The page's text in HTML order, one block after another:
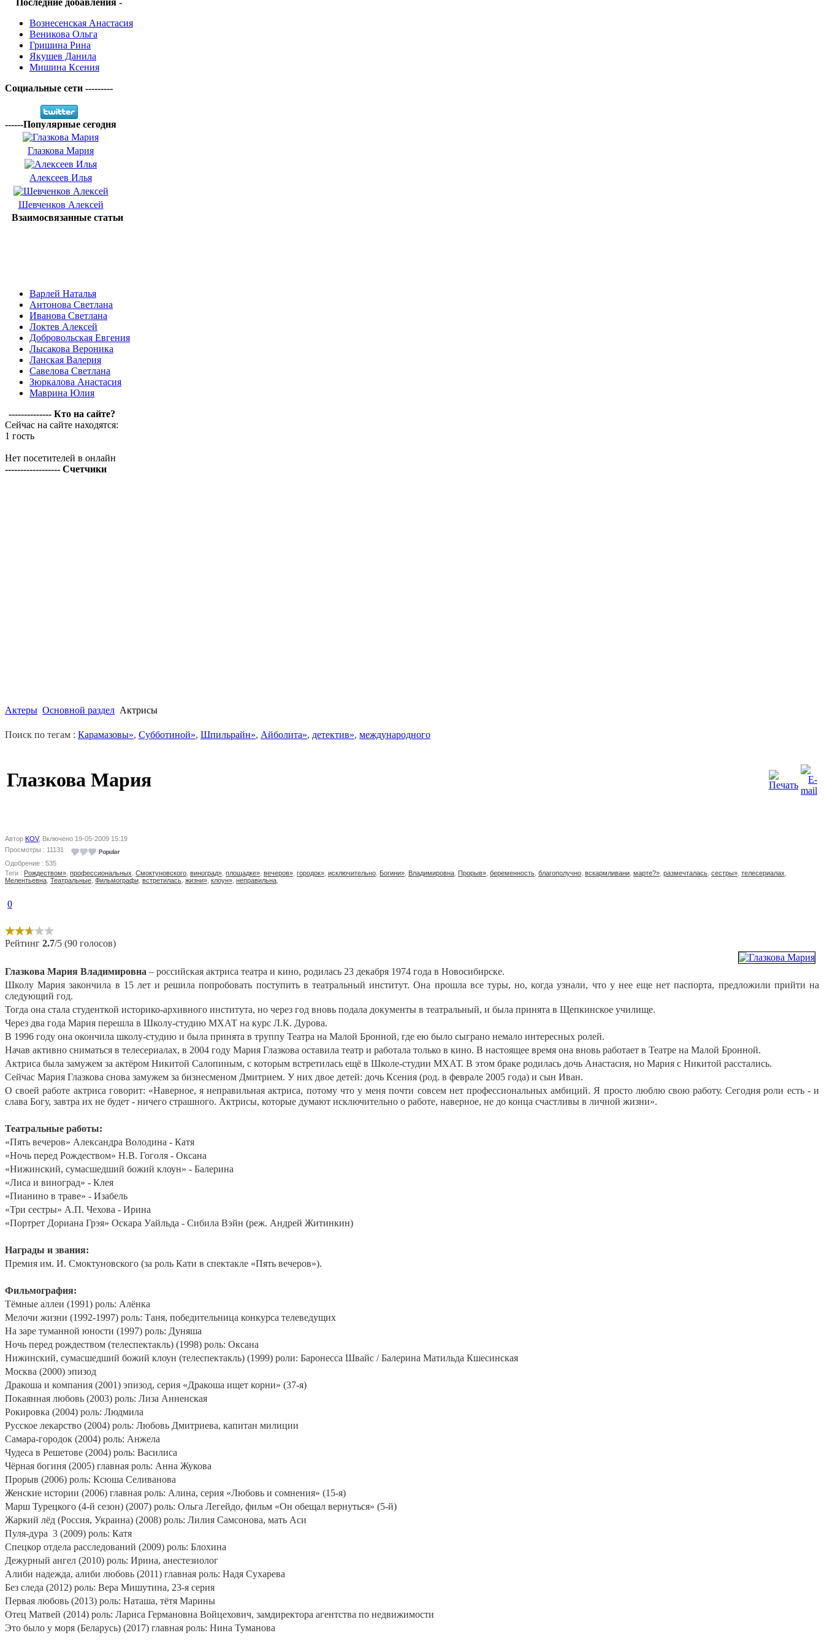
Последние добавления -
Вознесенская Анастасия
Веникова Ольга
Гришина Рина
Якушев Данила
Мишина Ксения
Социальные сети ---------
------Популярные сегодня
Глазкова Мария
Алексеев Илья
Шевченков Алексей
Взаимосвязанные статьи
Варлей Наталья
Антонова Светлана
Иванова Светлана
Локтев Алексей
Добровольская Евгения
Лысакова Вероника
Ланская Валерия
Савелова Светлана
Зюркалова Анастасия
Маврина Юлия
-------------- Кто на сайте?
Сейчас на сайте находятся:
1 гость
Нет посетителей в онлайн
------------------ Счетчики
Актеры Основной раздел Актрисы
Поиск по тегам : Карамазовы», Субботиной», Шпильрайн», Айболита», детектив», международного
Глазкова Мария
Автор KOV, Включено 19-05-2009 15:19
Просмотры : 11131
Одобрение : 535
Теги : Рождеством» профессиональных Смоктуновского виноград» площадке» вечеров» городок» исключительно Богини» Владимировна Прорыв» беременность благополучно вскармливани марте?» размечталась сестры» телесериалах
Мелентьевна Театральные Фильмографи встретилась жизни» клоун» неправильна
0
Рейтинг 2.7/5 (90 голосов)
Глазкова Мария Владимировна – российская актриса театра и кино, родилась 23 декабря 1974 года в Новосибирске.
Школу Мария закончила в 15 лет и решила попробовать поступить в театральный институт. Она прошла все туры, но, когда узнали, что у нее еще нет паспорта, предложили прийти на
следующий год.
Тогда она стала студенткой историко-архивного института, но через год вновь подала документы в театральный, и была принята в Щепкинское училище.
Через два года Мария перешла в Школу-студию МХАТ на курс Л.К. Дурова.
В 1996 году она окончила школу-студию и была принята в труппу Театра на Малой Бронной, где ею было сыграно немало интересных ролей.
Начав активно сниматься в телесериалах, в 2004 году Мария Глазкова оставила театр и работала только в кино. В настоящее время она вновь работает в Театре на Малой Бронной.
Актриса была замужем за актёром Никитой Салопиным, с которым встретилась ещё в Школе-студии МХАТ. В этом браке родилась дочь Анастасия, но Мария с Никитой расстались.
Сейчас Мария Глазкова снова замужем за бизнесменом Дмитрием. У них двое детей: дочь Ксения (род. в феврале 2005 года) и сын Иван.
О своей работе актриса говорит: «Наверное, я неправильная актриса, потому что у меня почти совсем нет профессиональных амбиций. Я просто люблю свою работу. Сегодня роли есть - и
слава Богу, завтра их не будет - ничего страшного. Актрисы, которые думают исключительно о работе, наверное, не до конца счастливы в личной жизни».
Театральные работы:
«Пять вечеров» Александра Володина - Катя
«Ночь перед Рождеством» Н.В. Гоголя - Оксана
«Нижинский, сумасшедший божий клоун» - Балерина
«Лиса и виноград» - Клея
«Пианино в траве» - Изабель
«Три сестры» А.П. Чехова - Ирина
«Портрет Дориана Грэя» Оскара Уайльда - Сибила Вэйн (реж. Андрей Житинкин)
Награды и звания:
Премия им. И. Смоктуновского (за роль Кати в спектакле «Пять вечеров»).
Фильмография:
Тёмные аллеи (1991) роль: Алёнка
Мелочи жизни (1992-1997) роль: Таня, победительница конкурса телеведущих
На заре туманной юности (1997) роль: Дуняша
Ночь перед рождеством (телеспектакль) (1998) роль: Оксана
Нижинский, сумасшедший божий клоун (телеспектакль) (1999) роли: Баронесса Швайс / Балерина Матильда Кшесинская
Москва (2000) эпизод
Дракоша и компания (2001) эпизод, серия «Дракоша ищет корни» (37-я)
Покаянная любовь (2003) роль: Лиза Анненская
Рокировка (2004) роль: Людмила
Русское лекарство (2004) роль: Любовь Дмитриева, капитан милиции
Самара-городок (2004) роль: Анжела
Чудеса в Решетове (2004) роль: Василиса
Чёрная богиня (2005) главная роль: Анна Жукова
Прорыв (2006) роль: Ксюша Селиванова
Женские истории (2006) главная роль: Алина, серия «Любовь и сомнения» (15-я)
Марш Турецкого (4-й сезон) (2007) роль: Ольга Легейдо, фильм «Он обещал вернуться» (5-й)
Жаркий лёд (Россия, Украина) (2008) роль: Лилия Самсонова, мать Аси
Пуля-дура 3 (2009) роль: Катя
Спецкор отдела расследований (2009) роль: Блохина
Дежурный ангел (2010) роль: Ирина, анестезиолог
Алиби надежда, алиби любовь (2011) главная роль: Надя Сухарева
Без следа (2012) роль: Вера Мишутина, 23-я серия
Первая любовь (2013) роль: Наташа, тётя Марины
Отец Матвей (2014) роль: Лариса Германовна Войцехович, замдиректора агентства по недвижимости
Это было у моря (Беларусь) (2017) главная роль: Нина Туманова